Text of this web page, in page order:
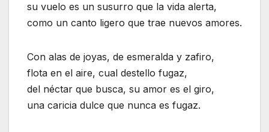
su vuelo es un susurro que la vida alerta,
como un canto ligero que trae nuevos amores.
Con alas de joyas, de esmeralda y zafiro,
flota en el aire, cual destello fugaz,
del néctar que busca, su amor es el giro,
una caricia dulce que nunca es fugaz.